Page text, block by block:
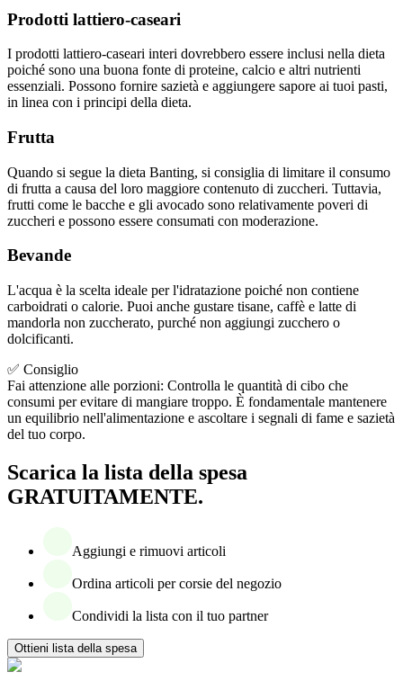
Prodotti lattiero-caseari
I prodotti lattiero-caseari interi dovrebbero essere inclusi nella dieta
poiché sono una buona fonte di proteine, calcio e altri nutrienti
essenziali. Possono fornire sazietà e aggiungere sapore ai tuoi pasti,
in linea con i principi della dieta.
Frutta
Quando si segue la dieta Banting, si consiglia di limitare il consumo
di frutta a causa del loro maggiore contenuto di zuccheri. Tuttavia,
frutti come le bacche e gli avocado sono relativamente poveri di
zuccheri e possono essere consumati con moderazione.
Bevande
L'acqua è la scelta ideale per l'idratazione poiché non contiene
carboidrati o calorie. Puoi anche gustare tisane, caffè e latte di
mandorla non zuccherato, purché non aggiungi zucchero o
dolcificanti.
✅ Consiglio
Fai attenzione alle porzioni: Controlla le quantità di cibo che
consumi per evitare di mangiare troppo. È fondamentale mantenere
un equilibrio nell'alimentazione e ascoltare i segnali di fame e sazietà
del tuo corpo.
Scarica la lista della spesa
GRATUITAMENTE.
Aggiungi e rimuovi articoli
Ordina articoli per corsie del negozio
Condividi la lista con il tuo partner
Ottieni lista della spesa